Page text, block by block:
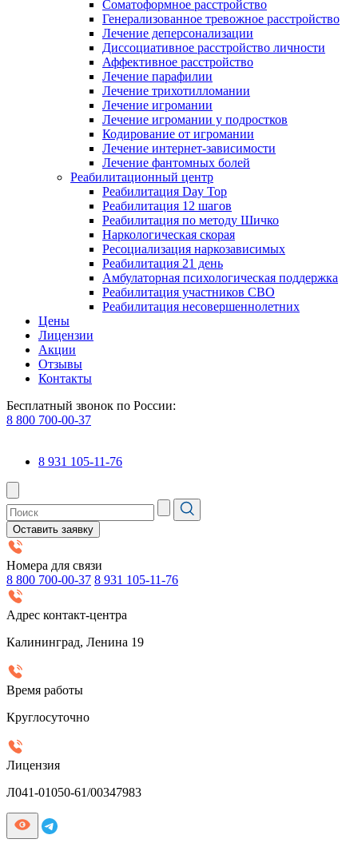
Соматоформное расстройство
Генерализованное тревожное расстройство
Лечение деперсонализации
Диссоциативное расстройство личности
Аффективное расстройство
Лечение парафилии
Лечение трихотилломании
Лечение игромании
Лечение игромании у подростков
Кодирование от игромании
Лечение интернет-зависимости
Лечение фантомных болей
Реабилитационный центр
Реабилитация Day Top
Реабилитация 12 шагов
Реабилитация по методу Шичко
Наркологическая скорая
Ресоциализация наркозависимых
Реабилитация 21 день
Амбулаторная психологическая поддержка
Реабилитация участников СВО
Реабилитация несовершеннолетних
Цены
Лицензии
Акции
Отзывы
Контакты
Бесплатный звонок по России:
8 800 700-00-37
8 931 105-11-76
Оставить заявку
Номера для связи
8 800 700-00-37 8 931 105-11-76
Адрес контакт-центра
Калининград, Ленина 19
Время работы
Круглосуточно
Лицензия
Л041-01050-61/00347983